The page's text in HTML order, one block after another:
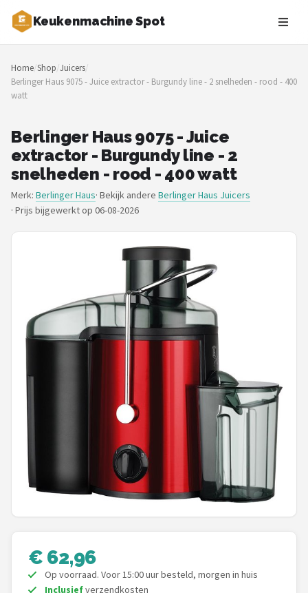
Keukenmachine Spot
Zoeken
NAVIGATIE
Shop
Merken
Blog
MasterChef
Restaurants
Staafmixers
Juicers
Shop
Kenwood
Moulinex
KitchenAid
Magimix
Braun
Bardi
Home/Shop/Juicers/
Berlinger Haus 9075 - Juice extractor - Burgundy line - 2 snelheden - rood - 400
watt
Berlinger Haus 9075 - Juice
extractor - Burgundy line - 2
snelheden - rood - 400 watt
Merk: Berlinger Haus· Bekijk andere Berlinger Haus Juicers
· Prijs bijgewerkt op 06-08-2026
€ 62,96
Op voorraad. Voor 15:00 uur besteld, morgen in huis
Inclusiefverzendkosten